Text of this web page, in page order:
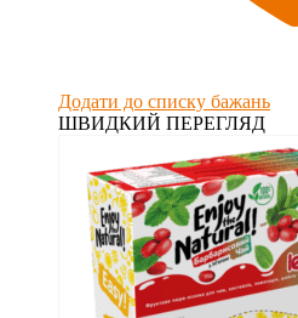
Додати до списку бажань
ШВИДКИЙ ПЕРЕГЛЯД